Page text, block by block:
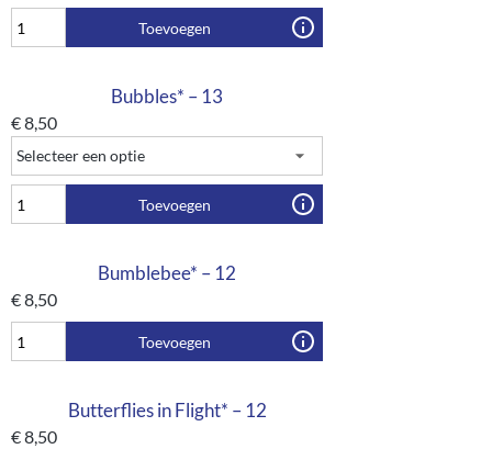
Toevoegen
Bubbles* – 13
€8,50
Toevoegen
Bumblebee* – 12
€8,50
Toevoegen
Butterflies in Flight* – 12
€8,50